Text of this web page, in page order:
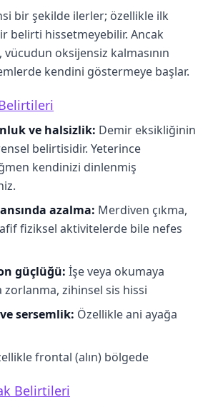
bir şekilde ilerler; özellikle ilk
belirti hissetmeyebilir. Ancak
oksijensiz kalmasının
kendini göstermeye başlar.
ve halsizlik: Demir eksikliğinin
belirtisidir. Yeterince
kendinizi dinlenmiş
azalma: Merdiven çıkma,
fiziksel aktivitelerde bile nefes
güçlüğü: İşe veya okumaya
zihinsel sis hissi
sersemlik: Özellikle ani ayağa
frontal (alın) bölgede
Belirtileri